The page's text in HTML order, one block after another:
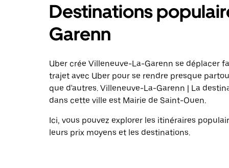
Destinations
Garenn
Uber crée Villeneuve-La-Garenn se déplacer
trajet avec Uber pour se rendre presque
que d'autres. Villeneuve-La-Garenn | La
dans cette ville est Mairie de Saint-Ouen.
Ici, vous pouvez explorer les itinéraires
leurs prix moyens et les destinations.